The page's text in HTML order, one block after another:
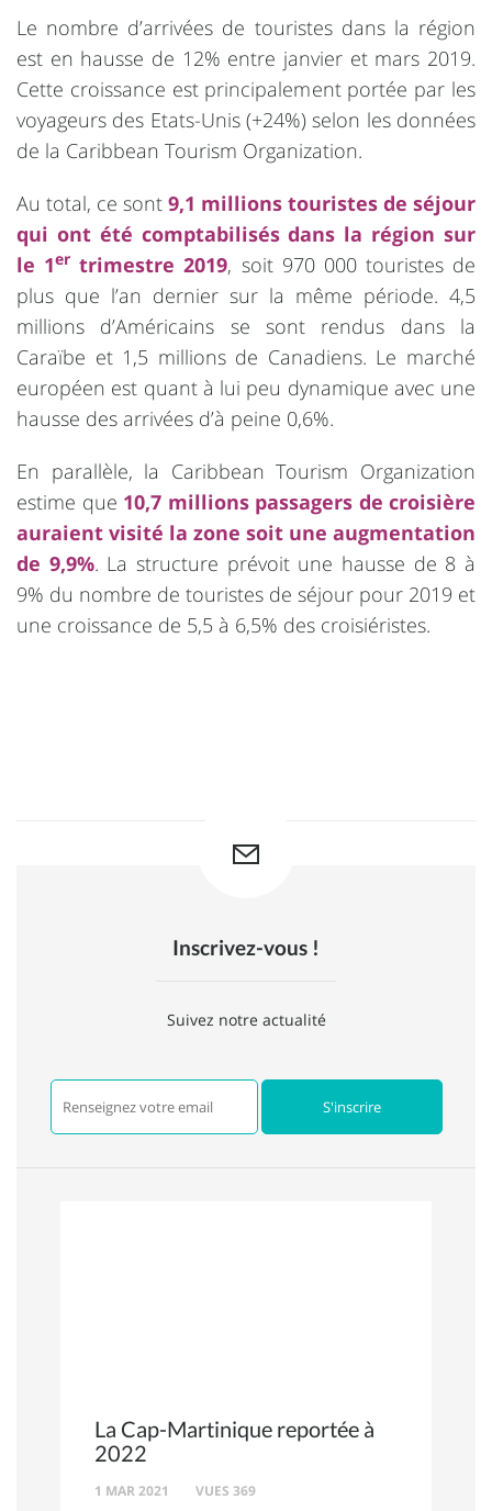
Le nombre d’arrivées de touristes dans la région
est en hausse de 12% entre janvier et mars 2019.
Cette croissance est principalement portée par les
voyageurs des Etats-Unis (+24%) selon les données
de la Caribbean Tourism Organization.
Au total, ce sont 9,1 millions touristes de séjour
qui ont été comptabilisés dans la région sur
le 1er trimestre 2019, soit 970 000 touristes de
plus que l’an dernier sur la même période. 4,5
millions d’Américains se sont rendus dans la
Caraïbe et 1,5 millions de Canadiens. Le marché
européen est quant à lui peu dynamique avec une
hausse des arrivées d’à peine 0,6%.
En parallèle, la Caribbean Tourism Organization
estime que 10,7 millions passagers de croisière
auraient visité la zone soit une augmentation
de 9,9%. La structure prévoit une hausse de 8 à
9% du nombre de touristes de séjour pour 2019 et
une croissance de 5,5 à 6,5% des croisiéristes.
Inscrivez-vous !
Suivez notre actualité
La Cap-Martinique reportée à
2022
1 MAR 2021 VUES 369